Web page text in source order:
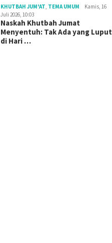
KHUTBAH JUM'AT, TEMA UMUM
Kamis, 16
Juli 2026, 10:03
Naskah Khutbah Jumat
Menyentuh: Tak Ada yang Luput
di Hari …